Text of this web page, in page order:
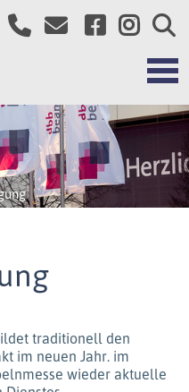
traditionell den
im neuen Jahr. im
wieder aktuelle